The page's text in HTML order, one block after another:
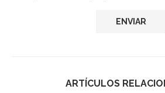
ARTÍCULOS